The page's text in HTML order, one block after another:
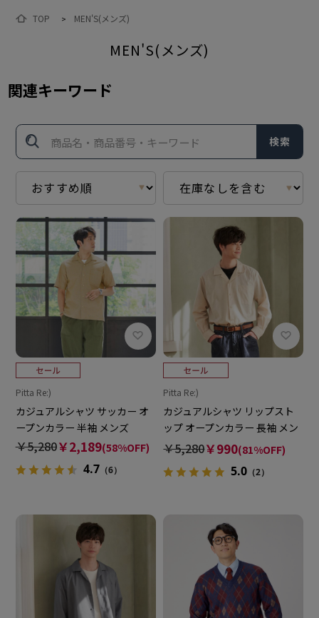
TOP > MEN'S(メンズ)
MEN'S(メンズ)
関連キーワード
検索
Pitta Re:)
カジュアルシャツ サッカー オ
ープンカラー 半袖 メンズ
￥5,280￥2,189(58%OFF)
4.7（6）
Pitta Re:)
カジュアルシャツ リップスト
ップ オープンカラー 長袖 メン
ズ
￥5,280￥990(81%OFF)
5.0 （2）